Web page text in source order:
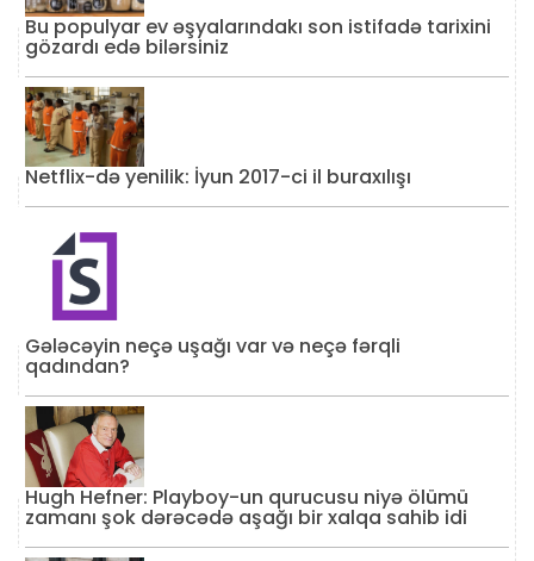
Bu populyar ev əşyalarındakı son istifadə tarixini
gözardı edə bilərsiniz
Netflix-də yenilik: İyun 2017-ci il buraxılışı
Gələcəyin neçə uşağı var və neçə fərqli
qadından?
Hugh Hefner: Playboy-un qurucusu niyə ölümü
zamanı şok dərəcədə aşağı bir xalqa sahib idi